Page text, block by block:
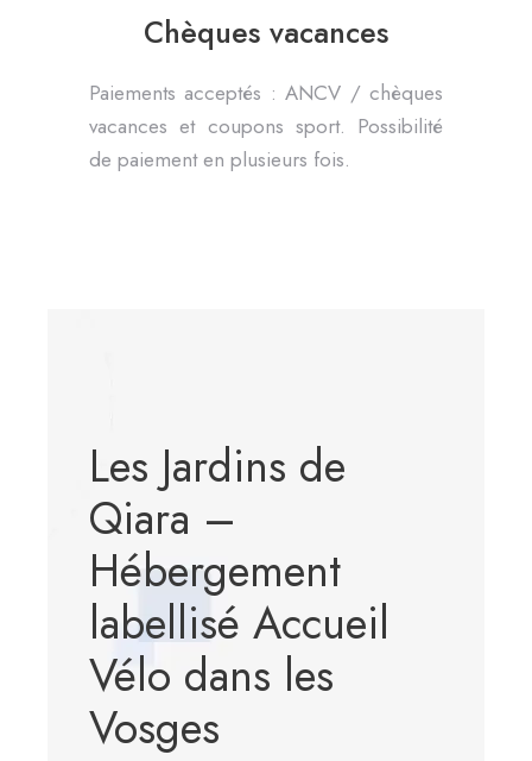
Chèques vacances
Paiements acceptés : ANCV / chèques
vacances et coupons sport. Possibilité
de paiement en plusieurs fois.
Les Jardins de
Qiara –
Hébergement
labellisé Accueil
Vélo dans les
Vosges